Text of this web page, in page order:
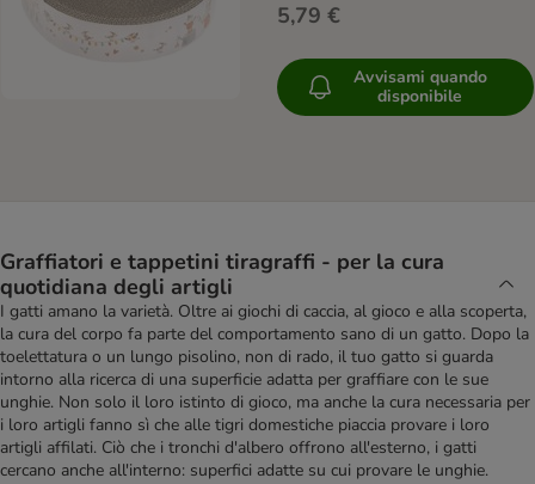
5,79 €
Avvisami quando
disponibile
Graffiatori e tappetini tiragraffi - per la cura
quotidiana degli artigli
I gatti amano la varietà. Oltre ai giochi di caccia, al gioco e alla scoperta,
la cura del corpo fa parte del comportamento sano di un gatto. Dopo la
toelettatura o un lungo pisolino, non di rado, il tuo gatto si guarda
intorno alla ricerca di una superficie adatta per graffiare con le sue
unghie. Non solo il loro istinto di gioco, ma anche la cura necessaria per
i loro artigli fanno sì che alle tigri domestiche piaccia provare i loro
artigli affilati. Ciò che i tronchi d'albero offrono all'esterno, i gatti
cercano anche all'interno: superfici adatte su cui provare le unghie.